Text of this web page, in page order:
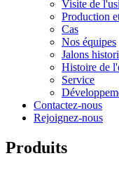
Visite de
Production
Cas
Nos équipes
Jalons
Histoire de
Service
Contactez-nous
Rejoignez-nous
Produits